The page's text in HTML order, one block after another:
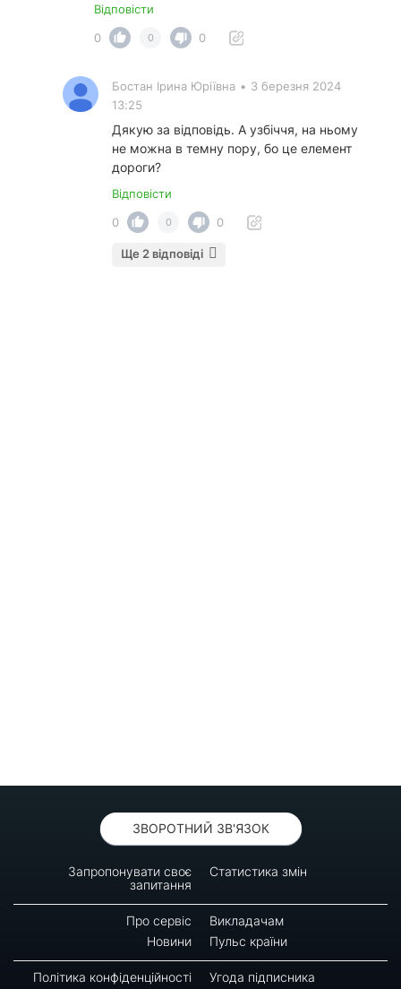
Відповісти
0
0 0
Бостан Ірина Юріївна • 3 березня 2024
13:25
Дякую за відповідь. А узбіччя, на ньому
не можна в темну пору, бо це елемент
дороги?
Відповісти
0
0 0
Ще 2 відповіді
ЗВОРОТНИЙ ЗВ'ЯЗОК
Запропонувати своє
запитання
Статистика змін
Про сервіс
Викладачам
Новини
Пульс країни
Політика конфіденційності Угода підписника